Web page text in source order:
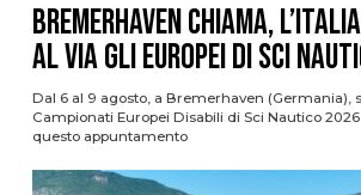
Bremerhaven chiama,
al via gli Europei di Sci
Dal 6 al 9 agosto, a Bremerhaven (Germania),
Campionati Europei Disabili di Sci Nautico 2026.
questo appuntamento